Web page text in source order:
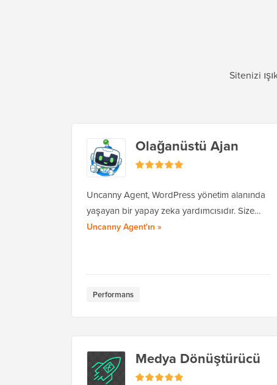
Sitenizi
Olağanüstü Ajan
Uncanny Agent, WordPress yönetim alanında
yaşayan bir yapay zeka yardımcısıdır. Size…
Uncanny Agent'ın tam incelemesini okuyun
»
Performans
Medya Dönüştürücü